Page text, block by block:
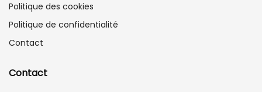
Politique des cookies
Politique de confidentialité
Contact
Contact